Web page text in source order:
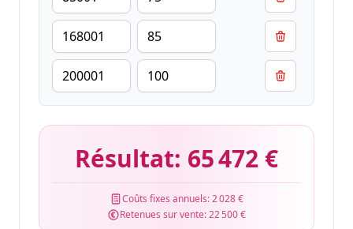
Résultat: 65 472 €
Coûts fixes annuels:2 028 €
Retenues sur vente:22 500 €